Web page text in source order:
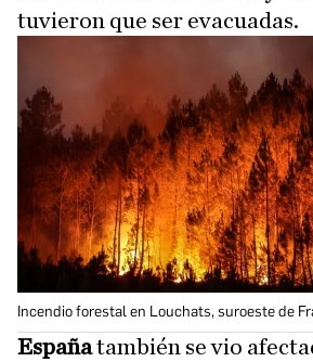
tuvieron que ser evacuadas.
Incendio forestal en Louchats, suroeste de
Españatambién se vio